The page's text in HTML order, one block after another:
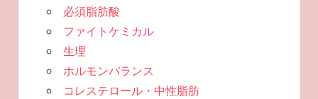
必須脂肪酸
ファイトケミカル
生理
ホルモンバランス
コレステロール・中性脂肪